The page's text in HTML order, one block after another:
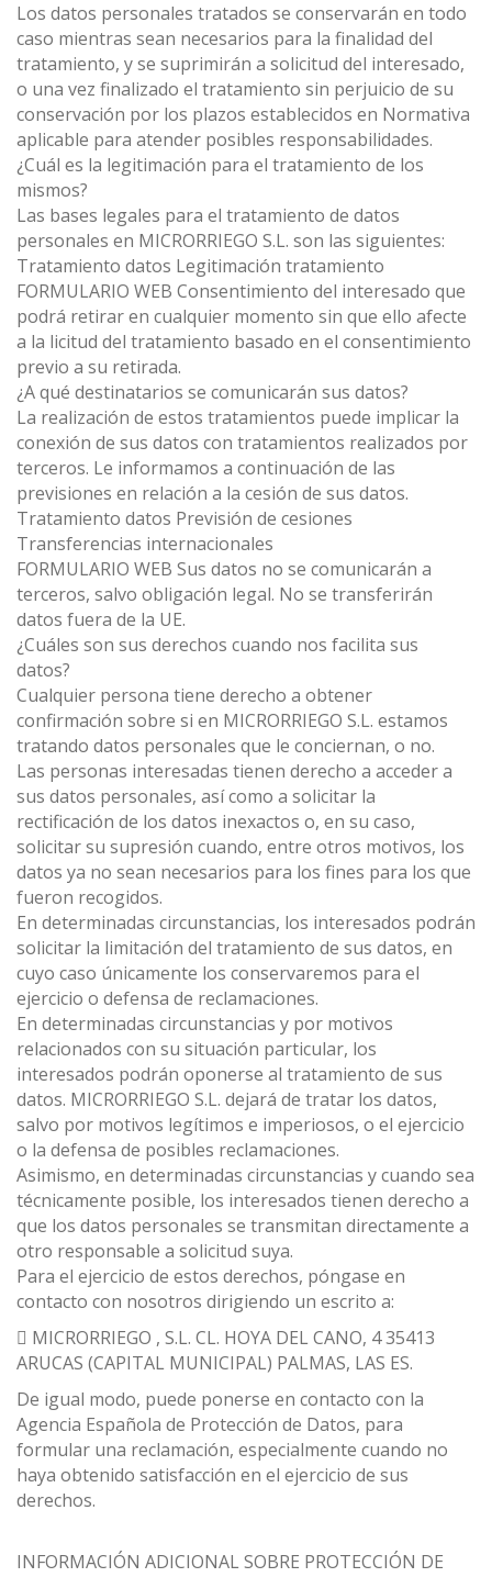
Los datos personales tratados se conservarán en todo
caso mientras sean necesarios para la finalidad del
tratamiento, y se suprimirán a solicitud del interesado,
o una vez finalizado el tratamiento sin perjuicio de su
conservación por los plazos establecidos en Normativa
aplicable para atender posibles responsabilidades.
¿Cuál es la legitimación para el tratamiento de los
mismos?
Las bases legales para el tratamiento de datos
personales en MICRORRIEGO S.L. son las siguientes:
Tratamiento datos Legitimación tratamiento
FORMULARIO WEB Consentimiento del interesado que
podrá retirar en cualquier momento sin que ello afecte
a la licitud del tratamiento basado en el consentimiento
previo a su retirada.
¿A qué destinatarios se comunicarán sus datos?
La realización de estos tratamientos puede implicar la
conexión de sus datos con tratamientos realizados por
terceros. Le informamos a continuación de las
previsiones en relación a la cesión de sus datos.
Tratamiento datos Previsión de cesiones
Transferencias internacionales
FORMULARIO WEB Sus datos no se comunicarán a
terceros, salvo obligación legal. No se transferirán
datos fuera de la UE.
¿Cuáles son sus derechos cuando nos facilita sus
datos?
Cualquier persona tiene derecho a obtener
confirmación sobre si en MICRORRIEGO S.L. estamos
tratando datos personales que le conciernan, o no.
Las personas interesadas tienen derecho a acceder a
sus datos personales, así como a solicitar la
rectificación de los datos inexactos o, en su caso,
solicitar su supresión cuando, entre otros motivos, los
datos ya no sean necesarios para los fines para los que
fueron recogidos.
En determinadas circunstancias, los interesados podrán
solicitar la limitación del tratamiento de sus datos, en
cuyo caso únicamente los conservaremos para el
ejercicio o defensa de reclamaciones.
En determinadas circunstancias y por motivos
relacionados con su situación particular, los
interesados podrán oponerse al tratamiento de sus
datos. MICRORRIEGO S.L. dejará de tratar los datos,
salvo por motivos legítimos e imperiosos, o el ejercicio
o la defensa de posibles reclamaciones.
Asimismo, en determinadas circunstancias y cuando sea
técnicamente posible, los interesados tienen derecho a
que los datos personales se transmitan directamente a
otro responsable a solicitud suya.
Para el ejercicio de estos derechos, póngase en
contacto con nosotros dirigiendo un escrito a:
 MICRORRIEGO , S.L. CL. HOYA DEL CANO, 4 35413
ARUCAS (CAPITAL MUNICIPAL) PALMAS, LAS ES.
De igual modo, puede ponerse en contacto con la
Agencia Española de Protección de Datos, para
formular una reclamación, especialmente cuando no
haya obtenido satisfacción en el ejercicio de sus
derechos.
INFORMACIÓN ADICIONAL SOBRE PROTECCIÓN DE